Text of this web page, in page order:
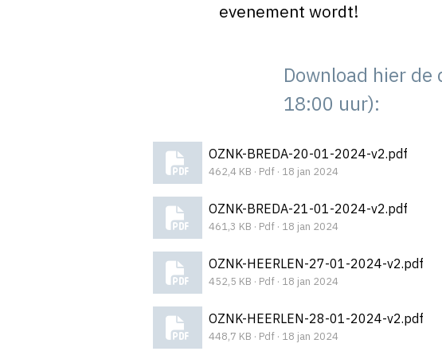
evenement wordt!
Download hier
18:00 uur):
OZNK-BREDA-20-01-2024-v2.pdf
462,4 KB · Pdf · 18 jan 2024
OZNK-BREDA-21-01-2024-v2.pdf
461,3 KB · Pdf · 18 jan 2024
OZNK-HEERLEN-27-01-2024-v2.pdf
452,5 KB · Pdf · 18 jan 2024
OZNK-HEERLEN-28-01-2024-v2.pdf
448,7 KB · Pdf · 18 jan 2024